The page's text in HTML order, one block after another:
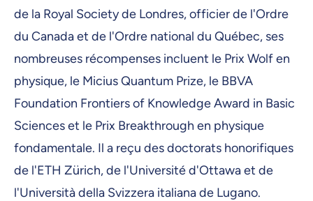
de la Royal Society de Londres, officier de l'Ordre
du Canada et de l'Ordre national du Québec, ses
nombreuses récompenses incluent le Prix Wolf en
physique, le Micius Quantum Prize, le BBVA
Foundation Frontiers of Knowledge Award in Basic
Sciences et le Prix Breakthrough en physique
fondamentale. Il a reçu des doctorats honorifiques
de l'ETH Zürich, de l'Université d'Ottawa et de
l'Università della Svizzera italiana de Lugano.